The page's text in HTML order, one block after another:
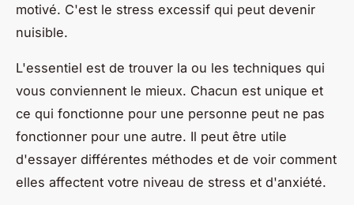
motivé. C'est le stress excessif qui peut devenir
nuisible.
L'essentiel est de trouver la ou les techniques qui
vous conviennent le mieux. Chacun est unique et
ce qui fonctionne pour une personne peut ne pas
fonctionner pour une autre. Il peut être utile
d'essayer différentes méthodes et de voir comment
elles affectent votre niveau de stress et d'anxiété.